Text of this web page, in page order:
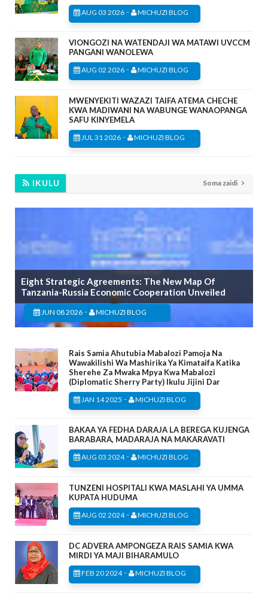
AUG 03 2026 - MICHUZI BLOG
VIONGOZI NA WATENDAJI WA MATAWI UVCCM
PANGANI WANOLEWA
AUG 02 2026 - MICHUZI BLOG
MWENYEKITI WAZAZI TAIFA ATEMA CHECHE
KWA MADIWANI NA WABUNGE WANAOPANGA
SAFU KINYEMELA
JUL 31 2026 - MICHUZI BLOG
IKULU Soma zaidi
Eight Strategic Agreements: The New Map Of
Tanzania-Russia Economic Cooperation Unveiled
JUN 08 2026 - MICHUZI BLOG
Rais Samia Ahutubia Mabalozi Pamoja Na
Wawakilishi Wa Mashirika Ya Kimataifa Katika
Sherehe Za Mwaka Mpya Kwa Mabalozi
(Diplomatic Sherry Party) Ikulu Jijini Dar
JAN 14 2025 - MICHUZI BLOG
BAKAA YA FEDHA DARAJA LA BEREGA KUJENGA
BARABARA, MADARAJA NA MAKARAVATI
AUG 03 2024- MICHUZI BLOG
TUNZENI HOSPITALI KWA MASLAHI YA UMMA
KUPATA HUDUMA
AUG 02 2024- MICHUZI BLOG
DC ADVERA AMPONGEZA RAIS SAMIA KWA
MIRDI YA MAJI BIHARAMULO
FEB 20 2024- MICHUZI BLOG